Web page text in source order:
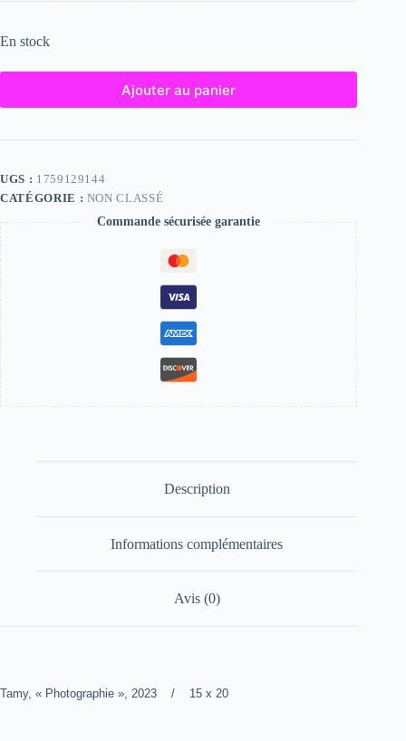
En stock
Ajouter au panier
UGS : 1759129144
CATÉGORIE : NON CLASSÉ
Commande sécurisée garantie
Description
Informations complémentaires
Avis (0)
Tamy, « Photographie », 2023 / 15 x 20